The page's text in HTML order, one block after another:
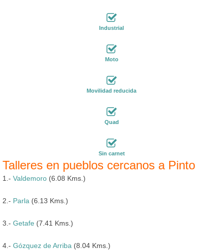
Industrial
Moto
Movilidad reducida
Quad
Sin carnet
Talleres en pueblos cercanos a Pinto
1.- Valdemoro (6.08 Kms.)
2.- Parla (6.13 Kms.)
3.- Getafe (7.41 Kms.)
4.- Gózquez de Arriba (8.04 Kms.)